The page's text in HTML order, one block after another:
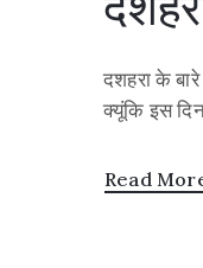
दशहरा के
क्यूंकि इस
Read